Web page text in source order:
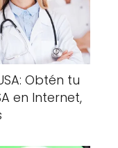
Obtén tu
en Internet,